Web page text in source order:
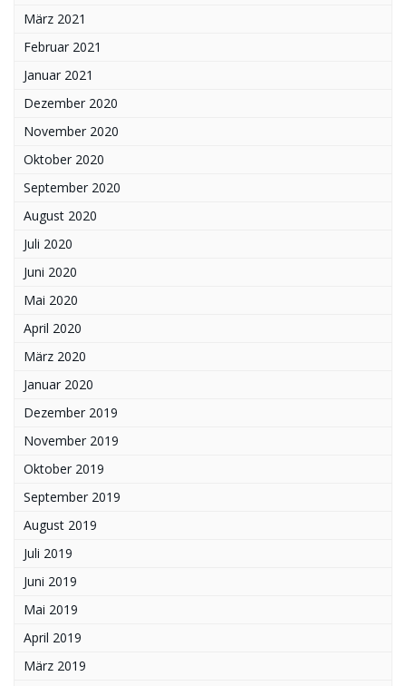
März 2021
Februar 2021
Januar 2021
Dezember 2020
November 2020
Oktober 2020
September 2020
August 2020
Juli 2020
Juni 2020
Mai 2020
April 2020
März 2020
Januar 2020
Dezember 2019
November 2019
Oktober 2019
September 2019
August 2019
Juli 2019
Juni 2019
Mai 2019
April 2019
März 2019